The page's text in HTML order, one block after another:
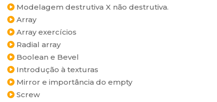
Modelagem destrutiva X não destrutiva.
Array
Array exercícios
Radial array
Boolean e Bevel
Introdução à texturas
Mirror e importância do empty
Screw